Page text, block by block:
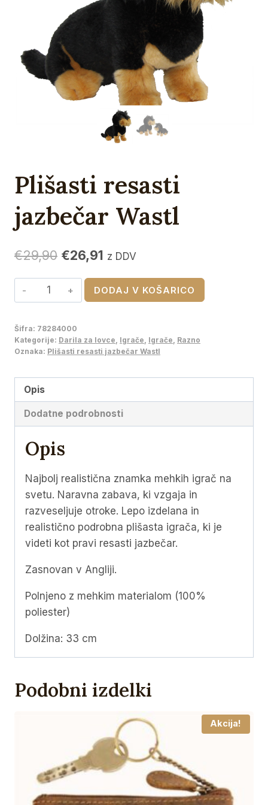
Plišasti resasti
jazbečar Wastl
€29,90 Izvirna
cena
je
€29,90.
€26,91 Trenutna
cena
je:
z DDV
Plišasti
resasti
Wastl
količina
DODAJ V KOŠARICO
Šifra: 78284000
Kategorije: Darila za lovce Igrače Igrače Razno
Oznaka: Plišasti resasti jazbečar Wastl
Opis
Dodatne podrobnosti
Opis
Najbolj realistična znamka mehkih igrač na
svetu. Naravna zabava, ki vzgaja in
razveseljuje otroke. Lepo izdelana in
realistično podrobna plišasta igrača, ki je
videti kot pravi resasti jazbečar.
Zasnovan v Angliji.
Polnjeno z mehkim materialom (100%
poliester)
Dolžina: 33 cm
Podobni izdelki
Akcija!